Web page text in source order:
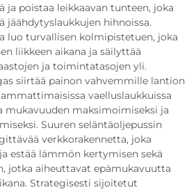
ja poistaa leikkaavan tunteen, joka
jäähdytyslaukkujen hihnoissa.
luo turvallisen kolmipistetuen, joka
liikkeen aikana ja säilyttää
ja toimintatasojen yli.
siirtää painon vahvemmille lantion
vaelluslaukkuissa
mukavuuden maksimoimiseksi ja
Suuren seläntäoljepussin
verkkorakennetta, joka
estää lämmön kertymisen sekä
jotka aiheuttavat epämukavuutta
Strategisesti sijoitetut